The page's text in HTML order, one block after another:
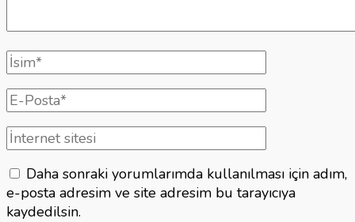
Tam
isim
E-
posta
İnternet
sitesi
Daha sonraki yorumlarımda kullanılması için adım,
e-posta adresim ve site adresim bu tarayıcıya
kaydedilsin.